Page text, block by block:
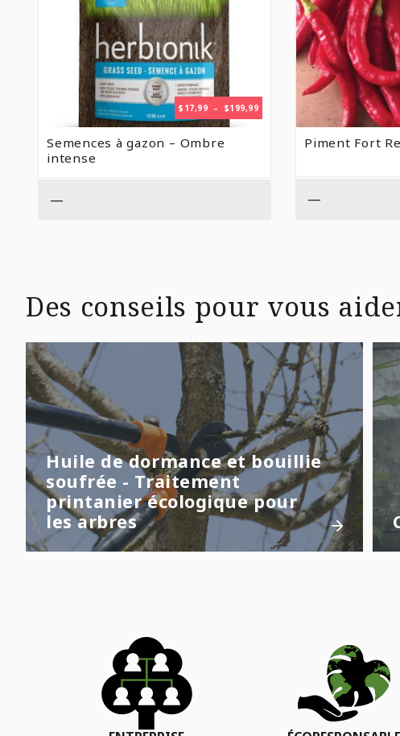
$ 17,99 – $199,99PLAGE
DE
Semences à gazon – Ombre
intense
—
Piment Fort
—
Des conseils pour vous
Huile de dormance et bouillie
soufrée - Traitement
printanier écologique pour
les arbres